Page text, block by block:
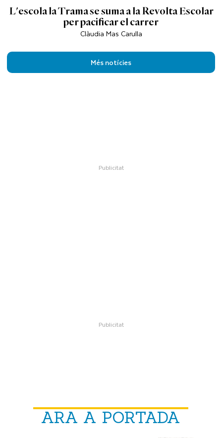
L'escola la Trama se suma a la Revolta Escolar
per pacificar el carrer
Clàudia Mas Carulla
Més notícies
ARA A PORTADA